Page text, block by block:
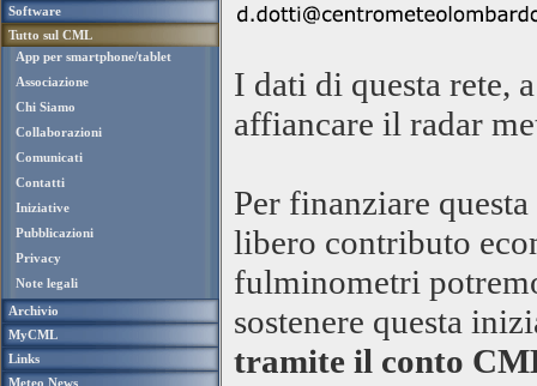
Software
Tutto sul CML
App per smartphone/tablet
Associazione
Chi Siamo
Collaborazioni
Comunicati
Contatti
Iniziative
Pubblicazioni
Privacy
Note legali
Archivio
MyCML
Links
Meteo News
I dati di questa rete,
affiancare il radar
Per finanziare
libero contributo
fulminometri
sostenere questa
tramite il conto